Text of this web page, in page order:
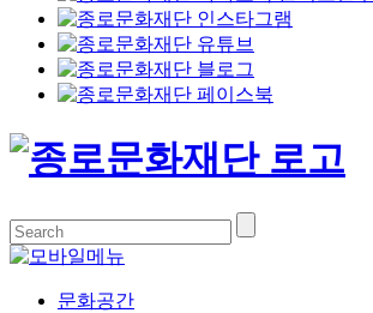
문화공간